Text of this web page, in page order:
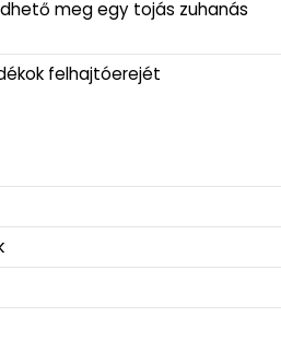
meg egy tojás zuhanás
felhajtóerejét